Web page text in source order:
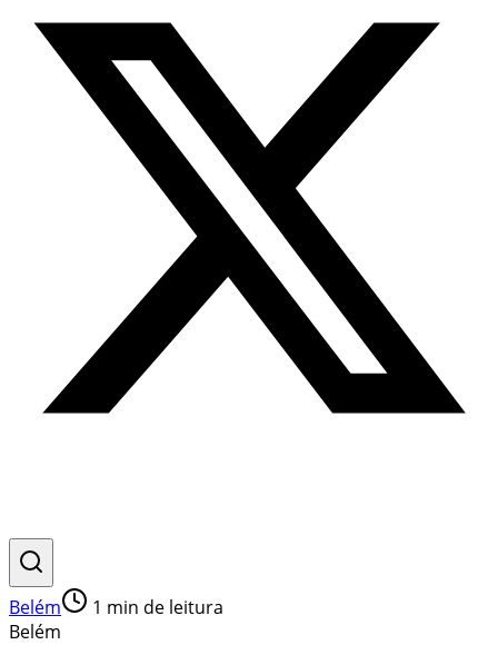
Belém 1 min de leitura
Belém